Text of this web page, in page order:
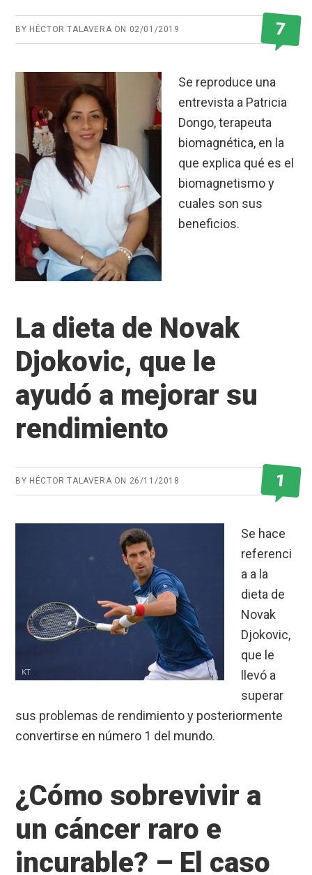
BY HÉCTOR TALAVERA ON 02/01/2019 7
Se reproduce una
entrevista a Patricia
Dongo, terapeuta
biomagnética, en la
que explica qué es el
biomagnetismo y
cuales son sus
beneficios.
La dieta de Novak
Djokovic, que le
ayudó a mejorar su
rendimiento
BY HÉCTOR TALAVERA ON 26/11/2018 1
Se hace
referenci
a a la
dieta de
Novak
Djokovic,
que le
llevó a
superar
sus problemas de rendimiento y posteriormente
convertirse en número 1 del mundo.
¿Cómo sobrevivir a
un cáncer raro e
incurable? – El caso